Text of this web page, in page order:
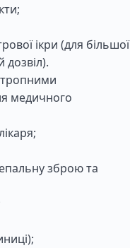
ікри (для більшої
дозвіл).
медичного
зброю та